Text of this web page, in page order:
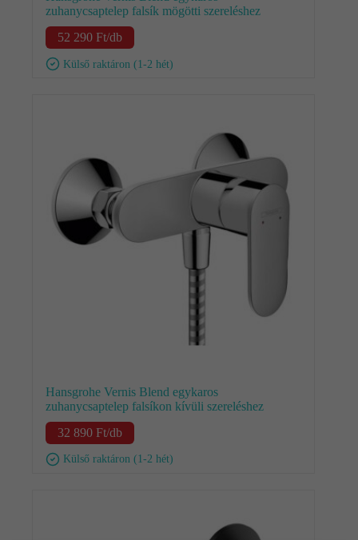
zuhanycsaptelep falsík mögötti szereléshez
52 290 Ft/db
Külső raktáron (1-2 hét)
Hansgrohe Vernis Blend egykaros
zuhanycsaptelep falsíkon kívüli szereléshez
32 890 Ft/db
Külső raktáron (1-2 hét)